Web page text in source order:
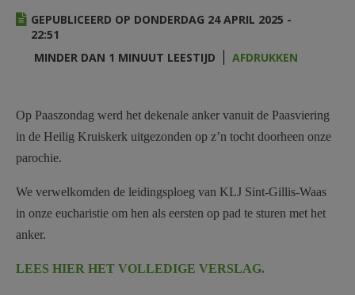
HULP
STARTPAGINA PORTAAL
AANMELDEN OF REGISTREREN
GEPUBLICEERD OP DONDERDAG 24 APRIL 2025 -
22:51
MINDER DAN 1 MINUUT LEESTIJD
AFDRUKKEN
Op Paaszondag werd het dekenale anker vanuit de Paasviering
in de Heilig Kruiskerk uitgezonden op z’n tocht doorheen onze
parochie.
We verwelkomden de leidingsploeg van KLJ Sint-Gillis-Waas
in onze eucharistie om hen als eersten op pad te sturen met het
anker.
LEES HIER HET VOLLEDIGE VERSLAG.